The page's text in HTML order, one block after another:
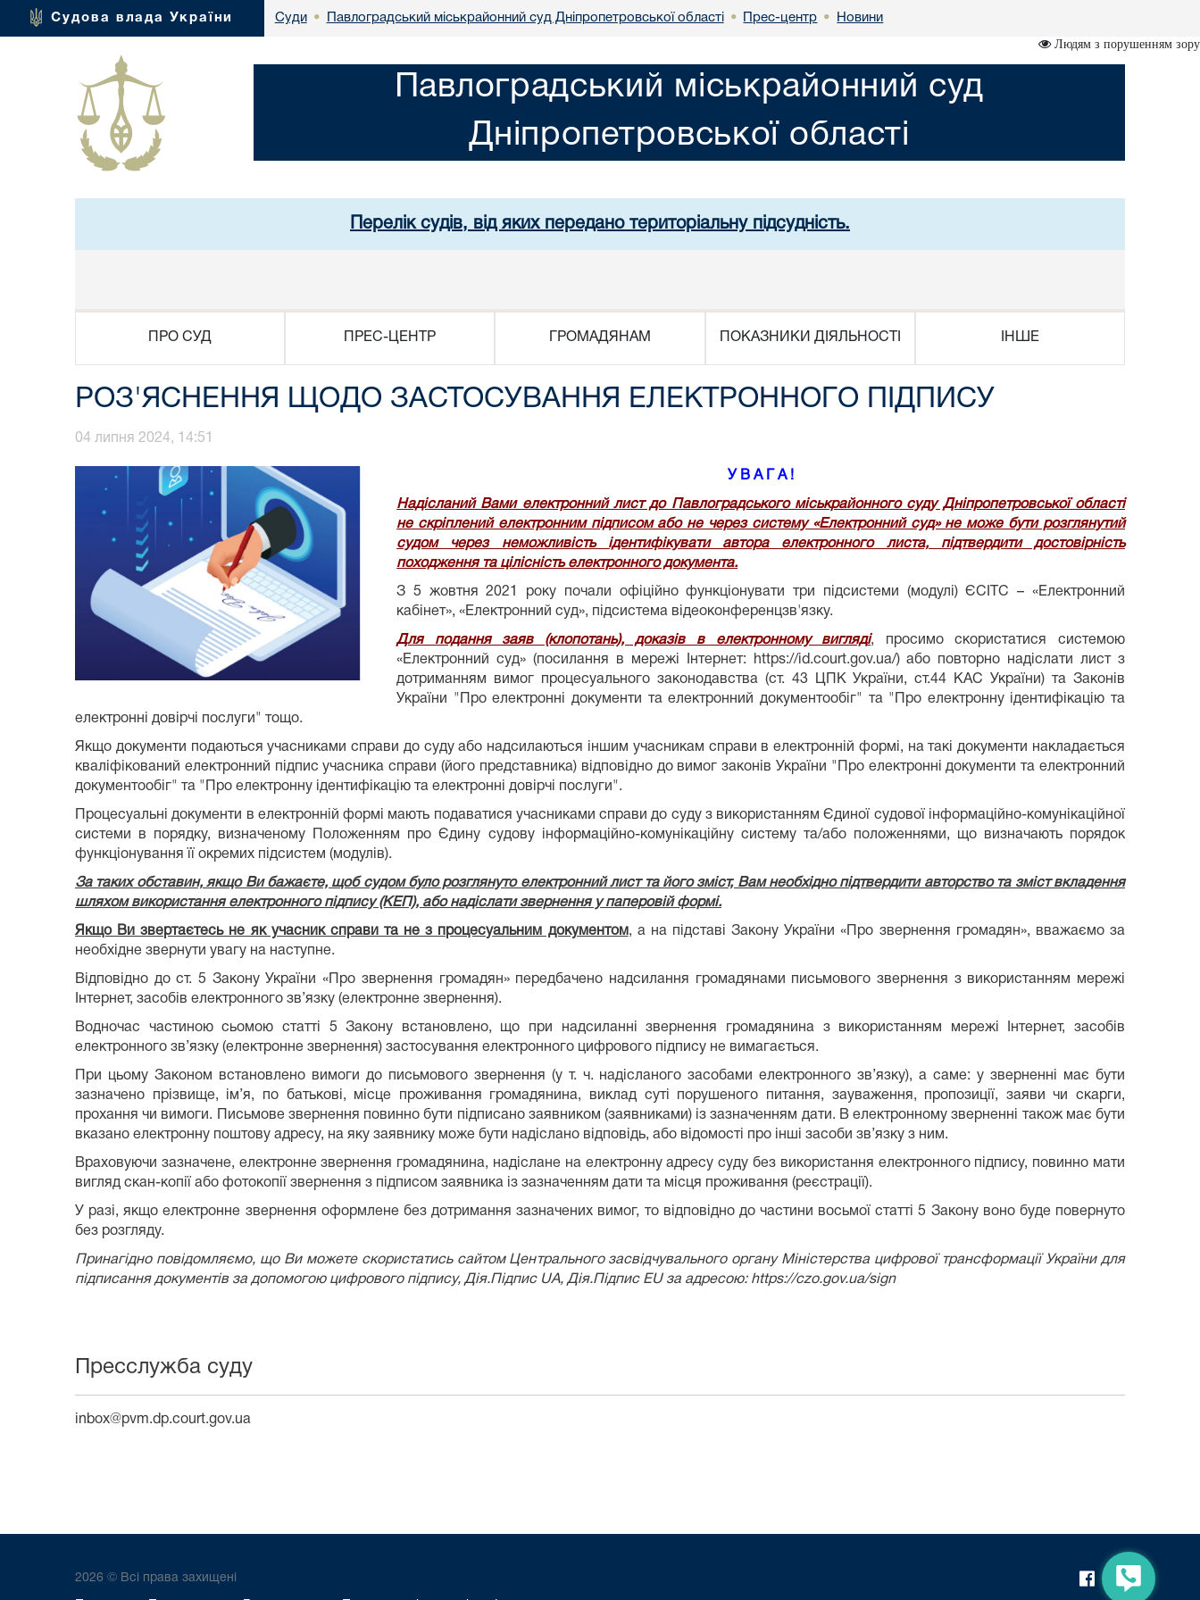
Судова влада України Суди • Павлоградський міськрайонний суд Дніпропетровської області • Прес-центр • Новини
Людям з порушенням зору
Павлоградський міськрайонний суд
Дніпропетровської області
Перелік судів, від яких передано територіальну підсудність.
ПРО СУД ПРЕС-ЦЕНТР ГРОМАДЯНАМ ПОКАЗНИКИ ДІЯЛЬНОСТІ ІНШЕ
РОЗ'ЯСНЕННЯ ЩОДО ЗАСТОСУВАННЯ ЕЛЕКТРОННОГО ПІДПИСУ
04 липня 2024, 14:51
У В А Г А !
Надісланий Вами електронний лист до Павлоградського міськрайонного суду Дніпропетровської області
не скріплений електронним підписом або не через систему «Електронний суд» не може бути розглянутий
судом через неможливість ідентифікувати автора електронного листа, підтвердити достовірність
походження та цілісність електронного документа.
З 5 жовтня 2021 року почали офіційно функціонувати три підсистеми (модулі) ЄСІТС – «Електронний
кабінет», «Електронний суд», підсистема відеоконференцзв'язку.
Для подання заяв (клопотань), доказів в електронному вигляді, просимо скористатися системою
«Електронний суд» (посилання в мережі Інтернет: https://id.court.gov.ua/) або повторно надіслати лист з
дотриманням вимог процесуального законодавства (ст. 43 ЦПК України, ст.44 КАС України) та Законів
України "Про електронні документи та електронний документообіг" та "Про електронну ідентифікацію та
електронні довірчі послуги" тощо.
Якщо документи подаються учасниками справи до суду або надсилаються іншим учасникам справи в електронній формі, на такі документи накладається
кваліфікований електронний підпис учасника справи (його представника) відповідно до вимог законів України "Про електронні документи та електронний
документообіг" та "Про електронну ідентифікацію та електронні довірчі послуги".
Процесуальні документи в електронній формі мають подаватися учасниками справи до суду з використанням Єдиної судової інформаційно-комунікаційної
системи в порядку, визначеному Положенням про Єдину судову інформаційно-комунікаційну систему та/або положеннями, що визначають порядок
функціонування її окремих підсистем (модулів).
За таких обставин, якщо Ви бажаєте, щоб судом було розглянуто електронний лист та його зміст, Вам необхідно підтвердити авторство та зміст вкладення
шляхом використання електронного підпису (КЕП), або надіслати звернення у паперовій формі.
Якщо Ви звертаєтесь не як учасник справи та не з процесуальним документом, а на підставі Закону України «Про звернення громадян», вважаємо за
необхідне звернути увагу на наступне.
Відповідно до ст. 5 Закону України «Про звернення громадян» передбачено надсилання громадянами письмового звернення з використанням мережі
Інтернет, засобів електронного зв’язку (електронне звернення).
Водночас частиною сьомою статті 5 Закону встановлено, що при надсиланні звернення громадянина з використанням мережі Інтернет, засобів
електронного зв’язку (електронне звернення) застосування електронного цифрового підпису не вимагається.
При цьому Законом встановлено вимоги до письмового звернення (у т. ч. надісланого засобами електронного зв’язку), а саме: у зверненні має бути
зазначено прізвище, ім’я, по батькові, місце проживання громадянина, виклад суті порушеного питання, зауваження, пропозиції, заяви чи скарги,
прохання чи вимоги. Письмове звернення повинно бути підписано заявником (заявниками) із зазначенням дати. В електронному зверненні також має бути
вказано електронну поштову адресу, на яку заявнику може бути надіслано відповідь, або відомості про інші засоби зв’язку з ним.
Враховуючи зазначене, електронне звернення громадянина, надіслане на електронну адресу суду без використання електронного підпису, повинно мати
вигляд скан-копії або фотокопії звернення з підписом заявника із зазначенням дати та місця проживання (реєстрації).
У разі, якщо електронне звернення оформлене без дотримання зазначених вимог, то відповідно до частини восьмої статті 5 Закону воно буде повернуто
без розгляду.
Принагідно повідомляємо, що Ви можете скористатись сайтом Центрального засвідчувального органу Міністерства цифрової трансформації України для
підписання документів за допомогою цифрового підпису, Дія.Підпис UA, Дія.Підпис EU за адресою: https://czo.gov.ua/sign
Пресслужба суду
inbox@pvm.dp.court.gov.ua
2026 © Всі права захищені